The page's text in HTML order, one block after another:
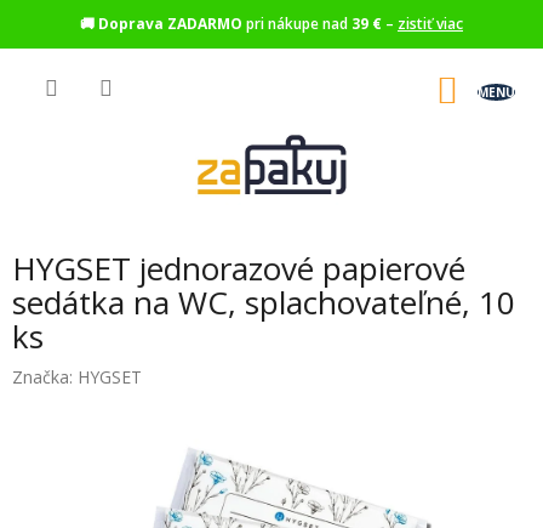
🚚 Doprava ZADARMO pri nákupe nad 39 € – zistiť viac
HYGSET jednorazové papierové
sedátka na WC, splachovateľné, 10
ks
Značka: HYGSET